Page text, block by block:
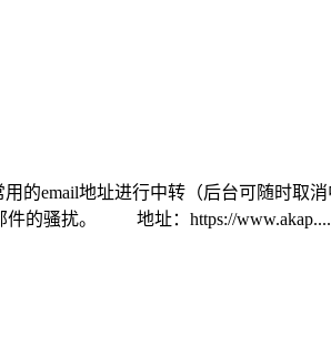
的email地址进行中转（后台可随时取
件的骚扰。 地址：https://